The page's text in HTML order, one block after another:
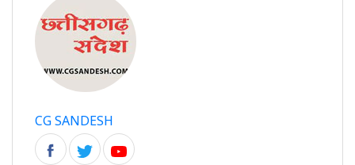
CG SANDESH